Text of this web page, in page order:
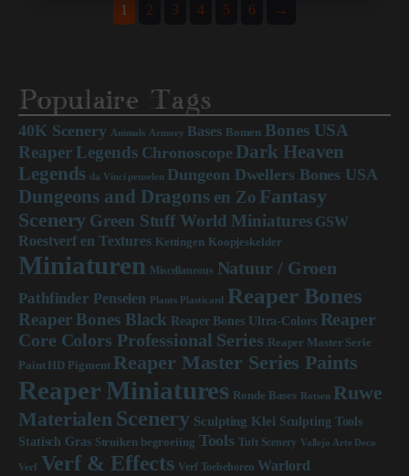
1 2 3 4 5 6 →
Populaire Tags
40K Scenery Animals Armory Bases Bomen Bones USA
Reaper Legends Chronoscope Dark Heaven
Legends da Vinci penselen Dungeon Dwellers Bones USA
Dungeons and Dragons en Zo Fantasy
Scenery Green Stuff World Miniatures GSW
Roestverf en Textures Kettingen Koopjeskelder
Miniaturen Miscellaneous Natuur / Groen
Pathfinder Penselen Plants Plasticard Reaper Bones
Reaper Bones Black Reaper Bones Ultra-Colors Reaper
Core Colors Professional Series Reaper Master Serie
Paint HD Pigment Reaper Master Series Paints
Reaper Miniatures Ronde Bases Rotsen Ruwe
Materialen Scenery Sculpting Klei Sculpting Tools
Statisch Gras Struiken begroeiing Tools Tuft Scenery Vallejo Arte Deco
Verf Verf & Effects Verf Toebehoren Warlord